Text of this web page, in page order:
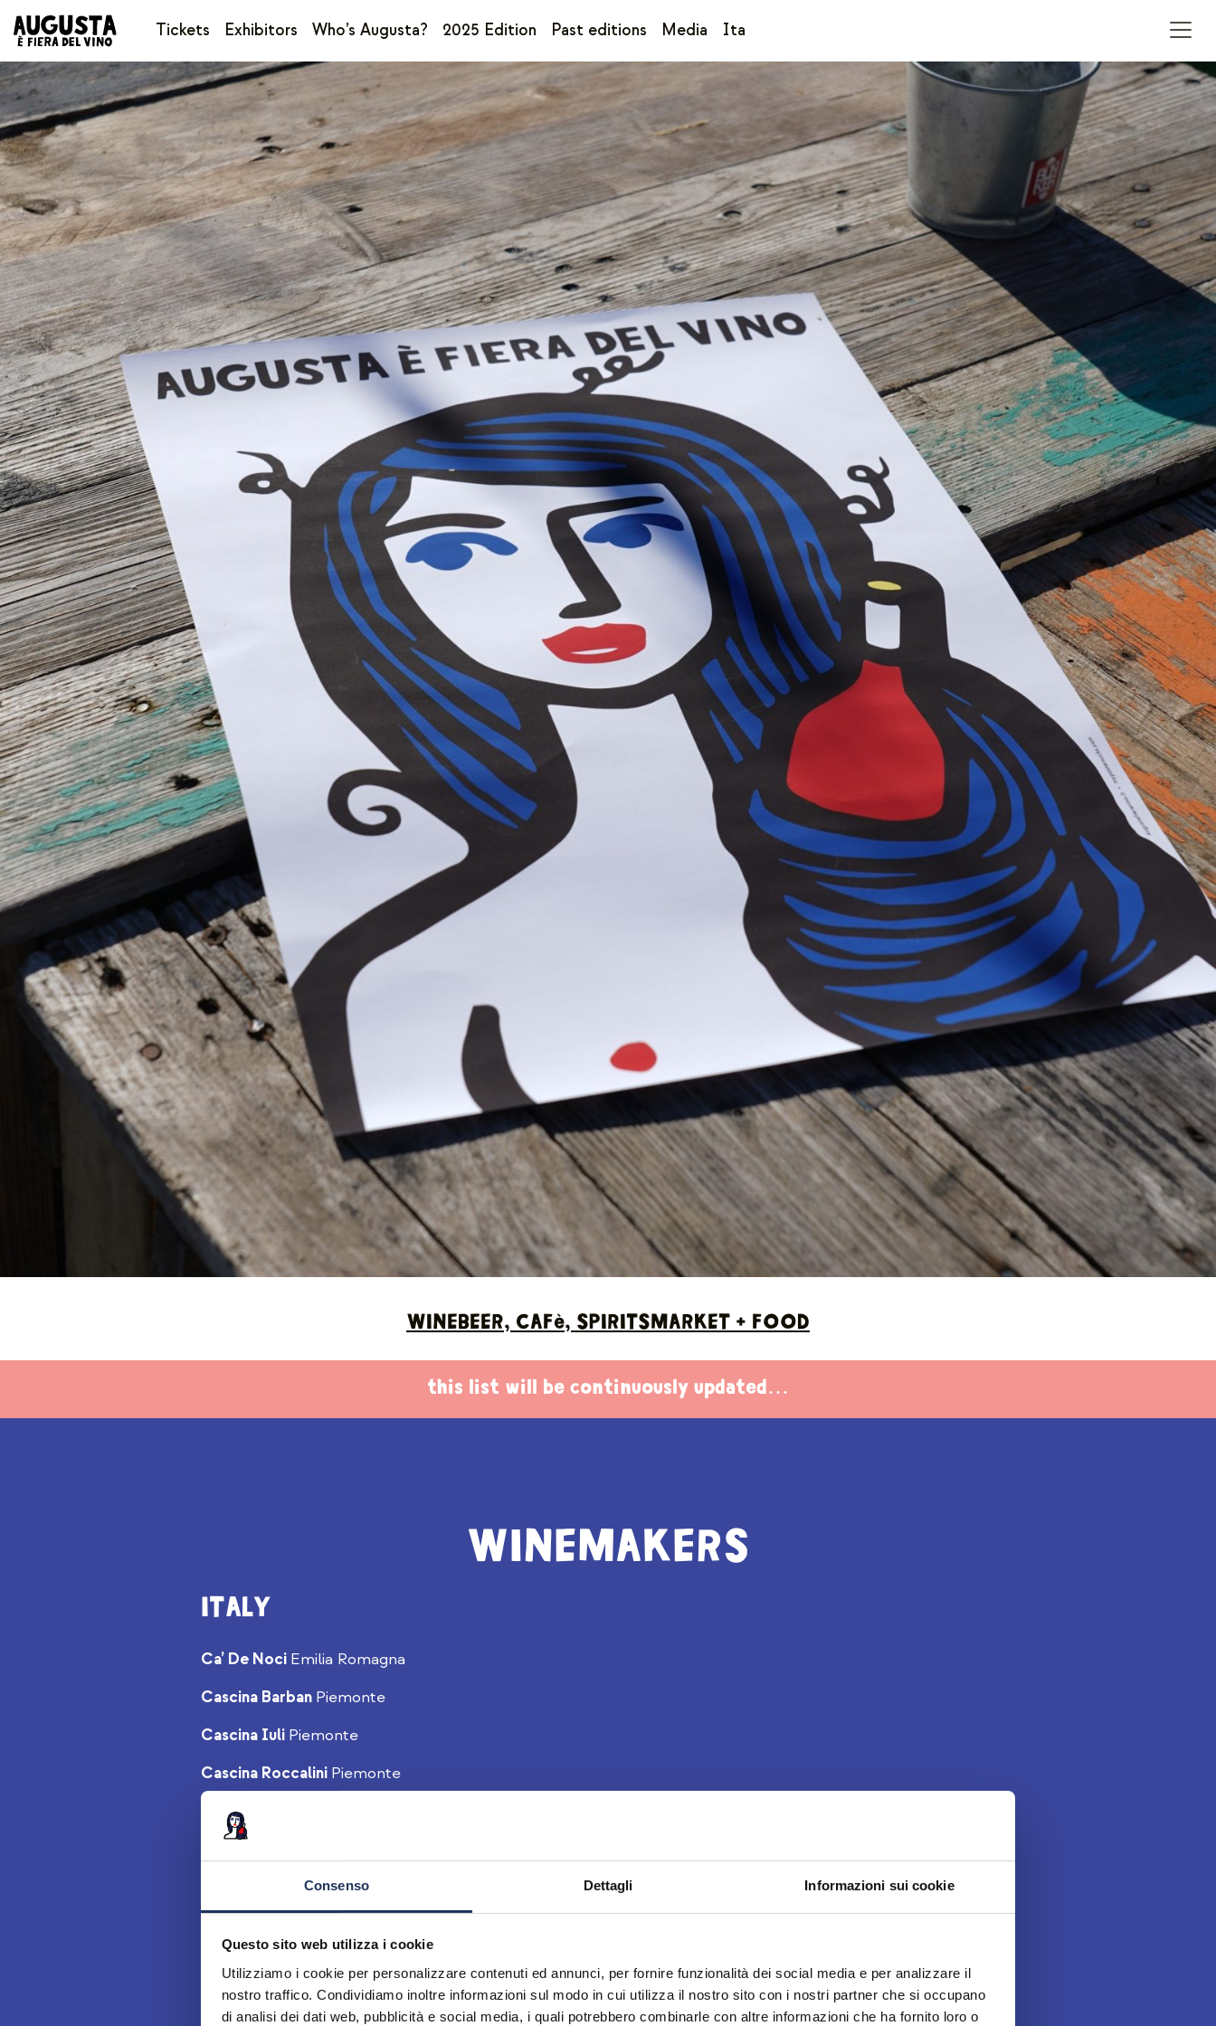
Consenso Dettagli Informazioni sui cookie
Questo sito web utilizza i cookie
Utilizziamo i cookie per personalizzare contenuti ed annunci, per fornire funzionalità dei social media e per analizzare il
nostro traffico. Condividiamo inoltre informazioni sul modo in cui utilizza il nostro sito con i nostri partner che si occupano
di analisi dei dati web, pubblicità e social media, i quali potrebbero combinarle con altre informazioni che ha fornito loro o
Tickets Exhibitors Who’s Augusta? 2025 Edition Past editions Media Ita
WINEBEER, CAFè, SPIRITSMARKET + FOOD
this list will be continuously updated…
WINEMAKERS
ITALY
Ca’ De Noci Emilia Romagna
Cascina Barban Piemonte
Cascina Iuli Piemonte
Cascina Roccalini Piemonte
Cascina Tavijn
Veneto
Ezio Cerruti
Piemonte
Fabio GeaPiemonte